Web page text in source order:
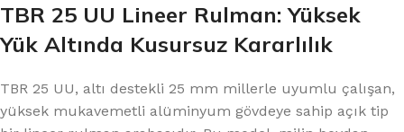
TBR 25 UU Lineer Rulman: Yüksek
Yük Altında Kusursuz Kararlılık
TBR 25 UU, altı destekli 25 mm millerle uyumlu çalışan,
yüksek mukavemetli alüminyum gövdeye sahip açık tip